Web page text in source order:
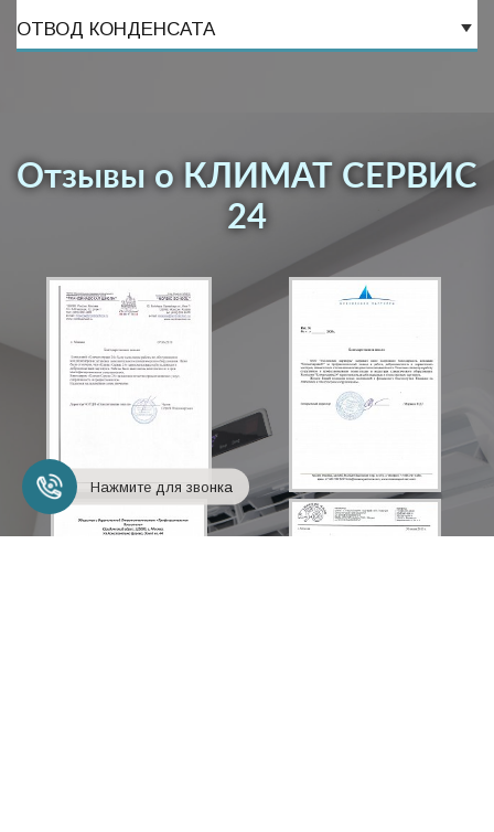
ОТВОД КОНДЕНСАТА
Отзывы о КЛИМАТ СЕРВИС
24
Нажмите для звонка